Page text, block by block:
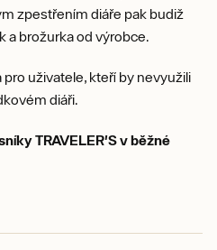
zpestřením diáře pak budiž
brožurka od výrobce.
uživatele, kteří by nevyužili
diáři.
TRAVELER'S v běžné